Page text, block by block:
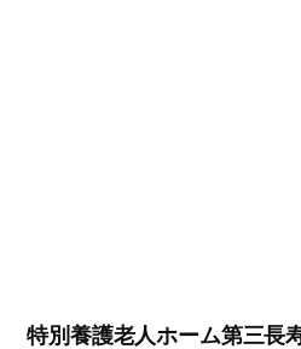
特別養護老人ホーム第三